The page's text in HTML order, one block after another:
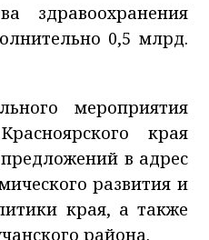
здравоохранения
0,5 млрд.
мероприятия
края
в адрес
развития и
края, а также
района.